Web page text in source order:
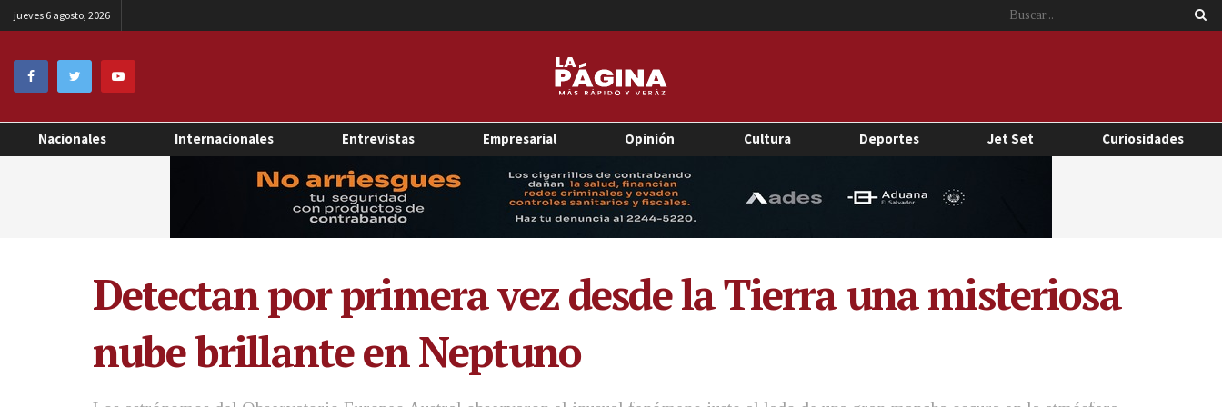
jueves 6 agosto, 2026
Nacionales Internacionales Entrevistas Empresarial Opinión Cultura Deportes Jet Set Curiosidades
Detectan por primera vez desde la Tierra una misteriosa
nube brillante en Neptuno